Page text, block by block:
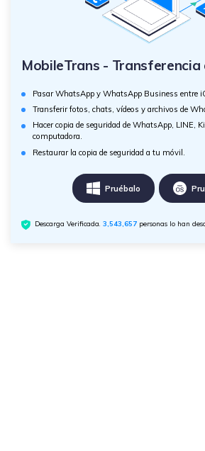
MobileTrans -
Pasar WhatsApp y WhatsApp Business entre
Transferir fotos, chats, vídeos y archivos de
Hacer copia de seguridad de WhatsApp, LINE,
computadora.
Restaurar la copia de seguridad a tu móvil.
Pruébalo
Descarga Verificada.3,543,657 personas lo han